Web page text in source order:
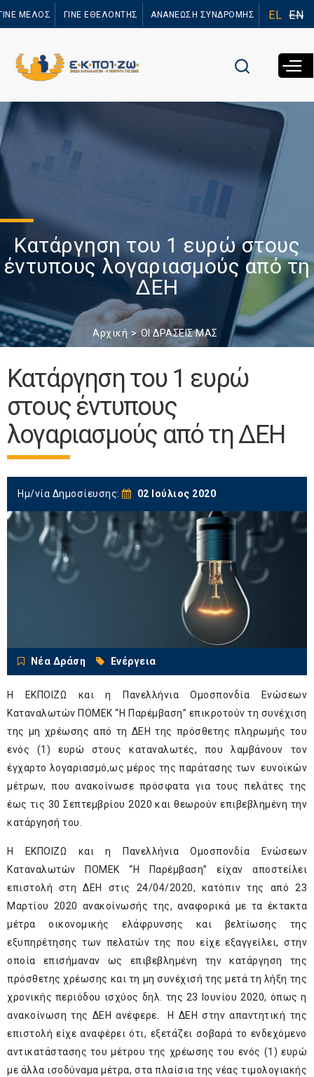
προς το
ΜΕΛΟΣ ΓΙΝΕ ΕΘΕΛΟΝΤΗΣ ΑΝΑΝΕΩΣΗ ΣΥΝΔΡΟΜΗΣ EL EN
Κατάργηση του 1 ευρώ στους
έντυπους λογαριασμούς από τη
ΔΕΗ
Αρχική ΟΙ ΔΡΑΣΕΙΣ ΜΑΣ
Κατάργηση του 1 ευρώ
στους έντυπους
λογαριασμούς από τη ΔΕΗ
Ημ/νία Δημοσίευσης: 02 Ιούλιος 2020
Νέα Δράση Ενέργεια
Η ΕΚΠΟΙΖΩ και η Πανελλήνια Ομοσπονδία Ενώσεων
Καταναλωτών ΠΟΜΕΚ “Η Παρέμβαση” επικροτούν τη συνέχιση
της μη χρέωσης από τη ΔΕΗ της πρόσθετης πληρωμής του
ενός (1) ευρώ στους καταναλωτές, που λαμβάνουν τον
έγχαρτο λογαριασμό,ως μέρος της παράτασης των ευνοϊκών
μέτρων, που ανακοίνωσε πρόσφατα για τους πελάτες της
έως τις 30 Σεπτεμβρίου 2020 και θεωρούν επιβεβλημένη την
κατάργησή του.
Η ΕΚΠΟΙΖΩ και η Πανελλήνια Ομοσπονδία Ενώσεων
Καταναλωτών ΠΟΜΕΚ “Η Παρέμβαση” είχαν αποστείλει
επιστολή στη ΔΕΗ στις 24/04/2020, κατόπιν της από 23
Μαρτίου 2020 ανακοίνωσής της, αναφορικά με τα έκτακτα
μέτρα οικονομικής ελάφρυνσης και βελτίωσης της
εξυπηρέτησης των πελατών της που είχε εξαγγείλει, στην
οποία επισήμαναν ως επιβεβλημένη την κατάργηση της
πρόσθετης χρέωσης και τη μη συνέχισή της μετά τη λήξη της
χρονικής περιόδου ισχύος δηλ. της 23 Ιουνίου 2020, όπως η
ανακοίνωση της ΔΕΗ ανέφερε. Η ΔΕΗ στην απαντητική της
επιστολή είχε αναφέρει ότι, εξετάζει σοβαρά το ενδεχόμενο
αντικατάστασης του μέτρου της χρέωσης του ενός (1) ευρώ
με άλλα ισοδύναμα μέτρα, στα πλαίσια της νέας τιμολογιακής